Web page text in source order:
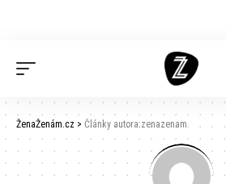
ŽenaŽenám.cz > Články autora:zenazenam